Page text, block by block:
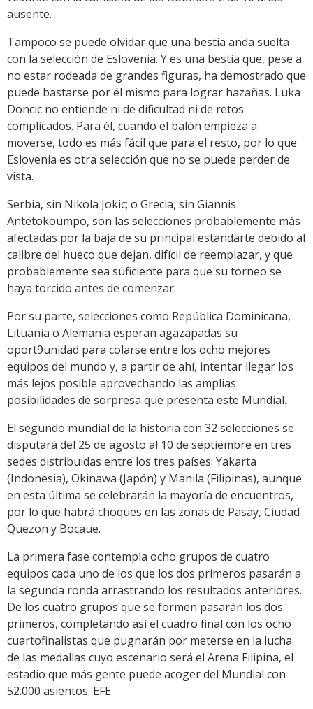
ausente.
Tampoco se puede olvidar que una bestia anda suelta
con la selección de Eslovenia. Y es una bestia que, pese a
no estar rodeada de grandes figuras, ha demostrado que
puede bastarse por él mismo para lograr hazañas. Luka
Doncic no entiende ni de dificultad ni de retos
complicados. Para él, cuando el balón empieza a
moverse, todo es más fácil que para el resto, por lo que
Eslovenia es otra selección que no se puede perder de
vista.
Serbia, sin Nikola Jokic; o Grecia, sin Giannis
Antetokoumpo, son las selecciones probablemente más
afectadas por la baja de su principal estandarte debido al
calibre del hueco que dejan, difícil de reemplazar, y que
probablemente sea suficiente para que su torneo se
haya torcido antes de comenzar.
Por su parte, selecciones como República Dominicana,
Lituania o Alemania esperan agazapadas su
oport9unidad para colarse entre los ocho mejores
equipos del mundo y, a partir de ahí, intentar llegar los
más lejos posible aprovechando las amplias
posibilidades de sorpresa que presenta este Mundial.
El segundo mundial de la historia con 32 selecciones se
disputará del 25 de agosto al 10 de septiembre en tres
sedes distribuidas entre los tres países: Yakarta
(Indonesia), Okinawa (Japón) y Manila (Filipinas), aunque
en esta última se celebrarán la mayoría de encuentros,
por lo que habrá choques en las zonas de Pasay, Ciudad
Quezon y Bocaue.
La primera fase contempla ocho grupos de cuatro
equipos cada uno de los que los dos primeros pasarán a
la segunda ronda arrastrando los resultados anteriores.
De los cuatro grupos que se formen pasarán los dos
primeros, completando así el cuadro final con los ocho
cuartofinalistas que pugnarán por meterse en la lucha
de las medallas cuyo escenario será el Arena Filipina, el
estadio que más gente puede acoger del Mundial con
52.000 asientos. EFE